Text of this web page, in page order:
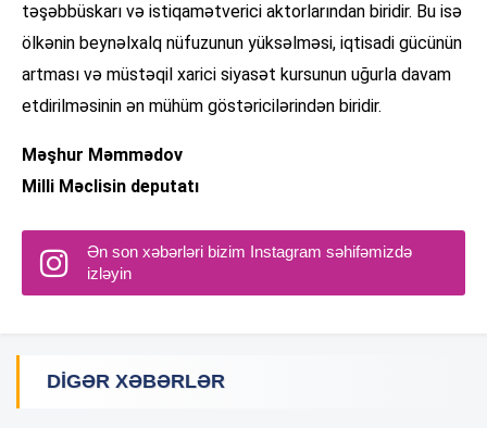
təşəbbüskarı və istiqamətverici aktorlarından biridir. Bu isə
ölkənin beynəlxalq nüfuzunun yüksəlməsi, iqtisadi gücünün
artması və müstəqil xarici siyasət kursunun uğurla davam
etdirilməsinin ən mühüm göstəricilərindən biridir.
Məşhur Məmmədov
Milli Məclisin deputatı
Ən son xəbərləri bizim Instagram səhifəmizdə
izləyin
DIGƏR XƏBƏRLƏR